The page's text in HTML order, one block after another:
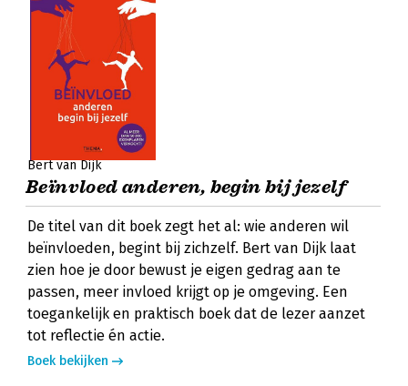
Bert van Dijk
Beïnvloed anderen, begin bij jezelf
De titel van dit boek zegt het al: wie anderen wil
beïnvloeden, begint bij zichzelf. Bert van Dijk laat
zien hoe je door bewust je eigen gedrag aan te
passen, meer invloed krijgt op je omgeving. Een
toegankelijk en praktisch boek dat de lezer aanzet
tot reflectie én actie.
Boek bekijken